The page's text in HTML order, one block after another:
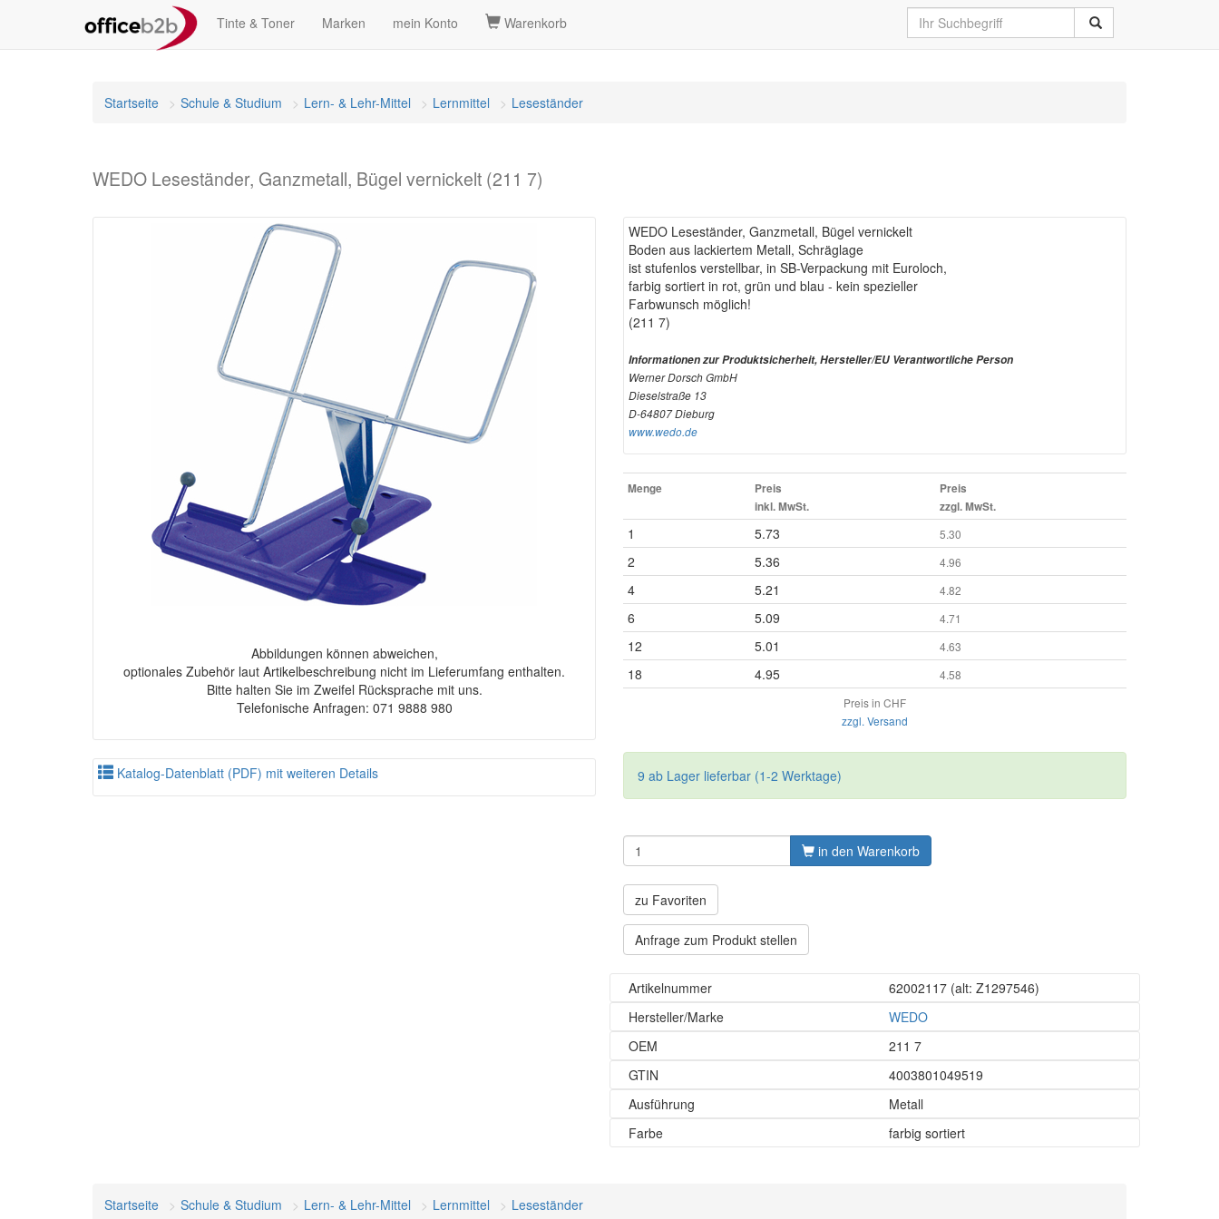
Tinte & Toner Marken mein Konto Warenkorb
Startseite Schule & Studium Lern- & Lehr-Mittel Lernmittel Leseständer
WEDO Leseständer, Ganzmetall, Bügel vernickelt (211 7)
Abbildungen können abweichen,
optionales Zubehör laut Artikelbeschreibung nicht im Lieferumfang enthalten.
Bitte halten Sie im Zweifel Rücksprache mit uns.
Telefonische Anfragen: 071 9888 980
Katalog-Datenblatt (PDF) mit weiteren Details
WEDO Leseständer, Ganzmetall, Bügel vernickelt
Boden aus lackiertem Metall, Schräglage
ist stufenlos verstellbar, in SB-Verpackung mit Euroloch,
farbig sortiert in rot, grün und blau - kein spezieller
Farbwunsch möglich!
(211 7)
Informationen zur Produktsicherheit, Hersteller/EU Verantwortliche Person
Werner Dorsch GmbH
Dieselstraße 13
D-64807 Dieburg
www.wedo.de
Menge
Preis
inkl. MwSt.
Preis
zzgl. MwSt.
1 5.73 5.30
2 5.36 4.96
4 5.21 4.82
6 5.09 4.71
12 5.01 4.63
18 4.95
4.58
Preis in CHF
zzgl. Versand
9 ab Lager lieferbar (1-2 Werktage)
in den Warenkorb
zu Favoriten
Anfrage zum Produkt stellen
Artikelnummer 62002117(alt: Z1297546)
Hersteller/Marke
WEDO
OEM
211 7
GTIN
4003801049519
Ausführung
Metall
Farbe
farbig sortiert
Startseite Schule & Studium Lern- & Lehr-Mittel Lernmittel Leseständer